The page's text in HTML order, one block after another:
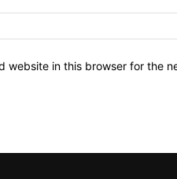
website in this browser for the